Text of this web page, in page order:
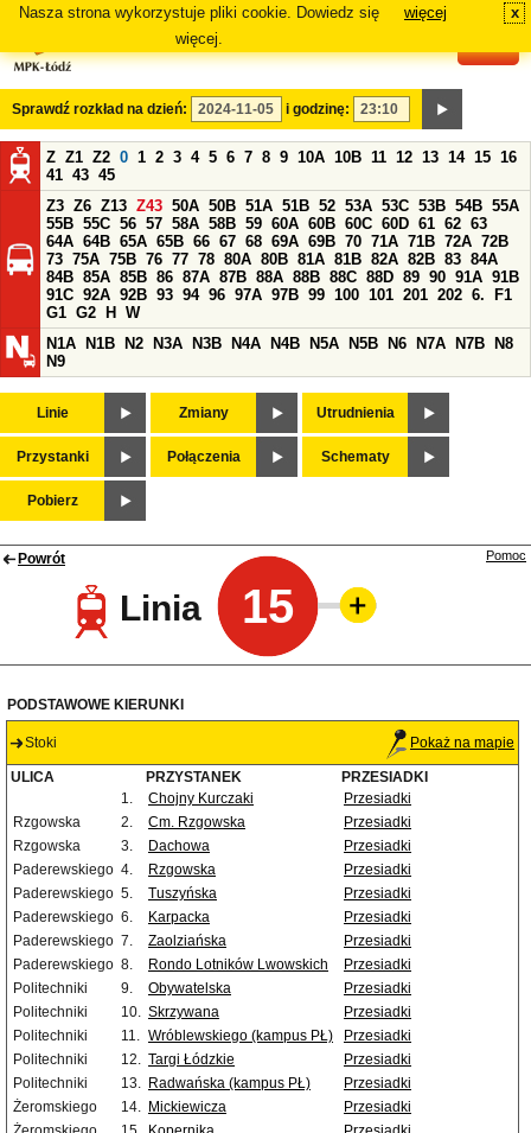
Nasza strona wykorzystuje pliki cookie. Dowiedz się
więcej.
więcej x
Sprawdź rozkład na dzień: i godzinę:
Z Z1 Z2 0 1 2 3 4 5 6 7 8 9 10A 10B 11 12 13 14 15 16
41 43 45
Z3 Z6 Z13 Z43 50A 50B 51A 51B 52 53A 53C 53B 54B 55A
55B 55C 56 57 58A 58B 59 60A 60B 60C 60D 61 62 63
64A 64B 65A 65B 66 67 68 69A 69B 70 71A 71B 72A 72B
73 75A 75B 76 77 78 80A 80B 81A 81B 82A 82B 83 84A
84B 85A 85B 86 87A 87B 88A 88B 88C 88D 89 90 91A 91B
91C 92A 92B 93 94 96 97A 97B 99 100 101 201 202 6.
F1
G1 G2 H
W
N1A
N1B N2 N3A N3B N4A N4B N5A N5B N6 N7A N7B
N8
N9
Linie Zmiany Utrudnienia
Przystanki Połączenia Schematy
Pobierz
Powrót
Linia 15
Pomoc
PODSTAWOWE KIERUNKI
Stoki Pokaż na mapie
ULICA PRZYSTANEK
PRZESIADKI
1.
Chojny Kurczaki
Przesiadki
Rzgowska
2. Cm. Rzgowska
Przesiadki
Rzgowska
3. Dachowa
Przesiadki
Paderewskiego 4. Rzgowska
Przesiadki
Paderewskiego 5. Tuszyńska
Przesiadki
Paderewskiego 6. Karpacka
Przesiadki
Paderewskiego 7. Zaolziańska
Przesiadki
Paderewskiego 8. Rondo Lotników Lwowskich
Przesiadki
Politechniki
9. Obywatelska
Przesiadki
Politechniki
10. Skrzywana
Przesiadki
Politechniki
11. Wróblewskiego (kampus PŁ)
Przesiadki
Politechniki
12. Targi Łódzkie
Przesiadki
Politechniki
13. Radwańska (kampus PŁ)
Przesiadki
Żeromskiego
14. Mickiewicza
Przesiadki